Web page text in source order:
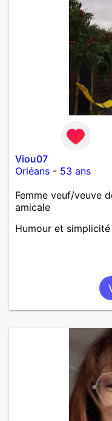
Viou07
Orléans - 53 ans
Femme veuf/veuve
amicale
Humour et simplicité